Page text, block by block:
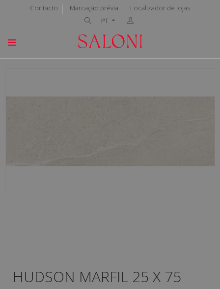
Contacto Marcação prévia
Localizador de lojas
PT
HUDSON MARFIL 25 X 75